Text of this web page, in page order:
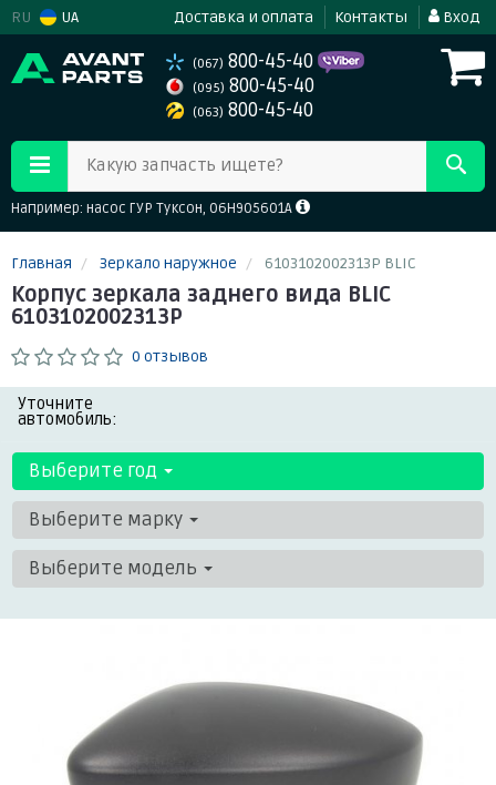
RU UA Доставка и оплата Контакты Вход
(067) 800-45-40
(095) 800-45-40
(063) 800-45-40
Какую запчасть ищете?
Например: насос ГУР Туксон, 06H905601A
Главная Зеркало наружное 6103102002313P BLIC
Корпус зеркала заднего вида BLIC
6103102002313P
0 отзывов
Уточните
автомобиль:
Выберите год
Выберите марку
Выберите модель